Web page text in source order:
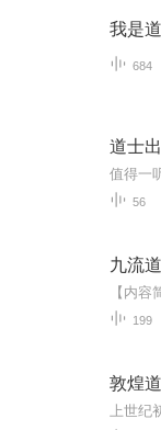
我是
684
道士出
值得一
56
九流
199
敦煌